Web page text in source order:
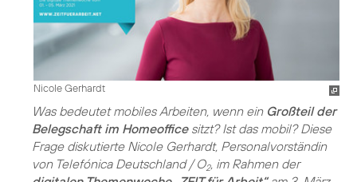
Nicole Gerhardt
Was bedeutet mobiles Arbeiten, wenn ein Großteil der
Belegschaft im Homeofficesitzt? Ist das mobil? Diese
Frage diskutierte Nicole Gerhardt, Personalvorständin
von Telefónica Deutschland / O2, im Rahmen der